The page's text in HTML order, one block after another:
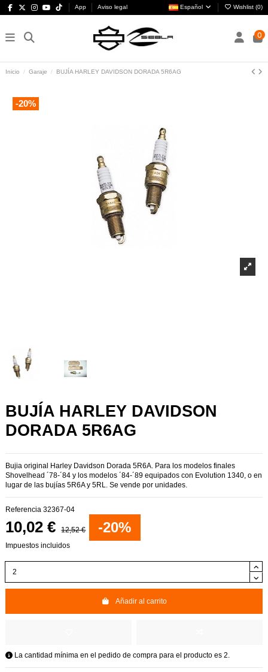
App Aviso legal Español Wishlist (0)
0
Inicio Garaje BUJÍA HARLEY DAVIDSON DORADA 5R6AG
-20%
BUJÍA HARLEY DAVIDSON
DORADA 5R6AG
Bujia original Harley Davidson Dorada 5R6A. Para los modelos finales
Shovelhead ´78-´84 y los modelos ´84-´89 equipados con Evolution 1340, o en
lugar de las bujías 5R6A y 5RL. Se vende por unidades.
Referencia 32367-04
10,02 € 12,52 € -20%
Impuestos incluidos
Añadir al carrito
La cantidad mínima en el pedido de compra para el producto es 2.